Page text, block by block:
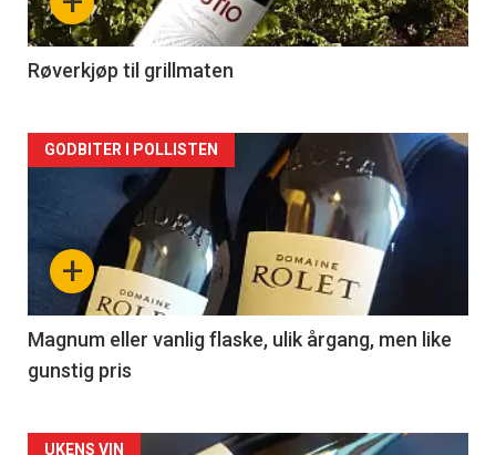
-
2
Røverkjøp til grillmaten
Forsiden
akkurat
nå
3
+
GODBITER I POLLISTEN
Magnum eller vanlig flaske, ulik årgang, men like
gunstig pris
UKENS VIN